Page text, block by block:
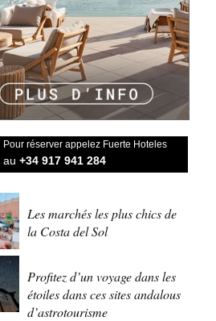
Pour réserver appelez Fuerte Hoteles
au +34 917 941 284
Les marchés les plus chics de
la Costa del Sol
Profitez d’un voyage dans les
étoiles dans ces sites andalous
d’astrotourisme